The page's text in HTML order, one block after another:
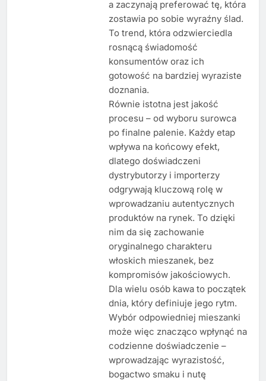
a zaczynają preferować tę, która
zostawia po sobie wyraźny ślad.
To trend, która odzwierciedla
rosnącą świadomość
konsumentów oraz ich
gotowość na bardziej wyraziste
doznania.
Równie istotna jest jakość
procesu – od wyboru surowca
po finalne palenie. Każdy etap
wpływa na końcowy efekt,
dlatego doświadczeni
dystrybutorzy i importerzy
odgrywają kluczową rolę w
wprowadzaniu autentycznych
produktów na rynek. To dzięki
nim da się zachowanie
oryginalnego charakteru
włoskich mieszanek, bez
kompromisów jakościowych.
Dla wielu osób kawa to początek
dnia, który definiuje jego rytm.
Wybór odpowiedniej mieszanki
może więc znacząco wpłynąć na
codzienne doświadczenie –
wprowadzając wyrazistość,
bogactwo smaku i nutę